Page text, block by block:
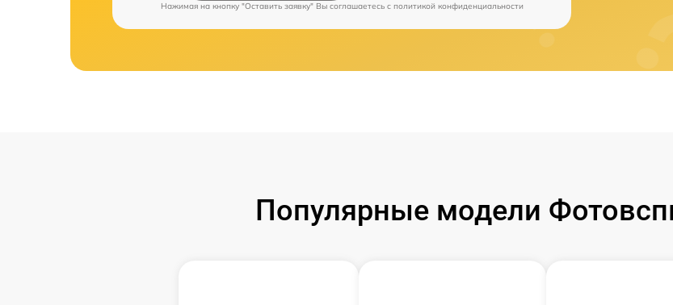
Нажимая на кнопку "Оставить заявку" Вы соглашаетесь c политикой конфиденциальности
Популярные модели